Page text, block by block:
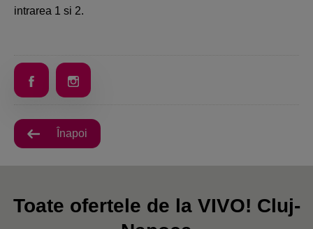
intrarea 1 si 2.
Înapoi
Toate ofertele de la VIVO! Cluj-